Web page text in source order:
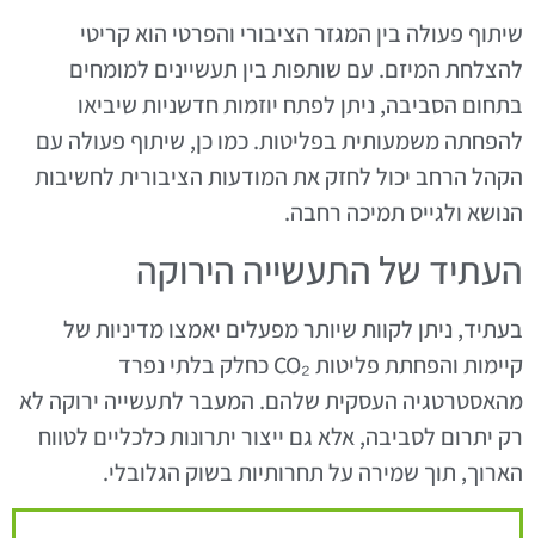
שיתוף פעולה בין המגזר הציבורי והפרטי הוא קריטי
להצלחת המיזם. עם שותפות בין תעשיינים למומחים
בתחום הסביבה, ניתן לפתח יוזמות חדשניות שיביאו
להפחתה משמעותית בפליטות. כמו כן, שיתוף פעולה עם
הקהל הרחב יכול לחזק את המודעות הציבורית לחשיבות
הנושא ולגייס תמיכה רחבה.
העתיד של התעשייה הירוקה
בעתיד, ניתן לקוות שיותר מפעלים יאמצו מדיניות של
קיימות והפחתת פליטות CO₂ כחלק בלתי נפרד
מהאסטרטגיה העסקית שלהם. המעבר לתעשייה ירוקה לא
רק יתרום לסביבה, אלא גם ייצור יתרונות כלכליים לטווח
הארוך, תוך שמירה על תחרותיות בשוק הגלובלי.